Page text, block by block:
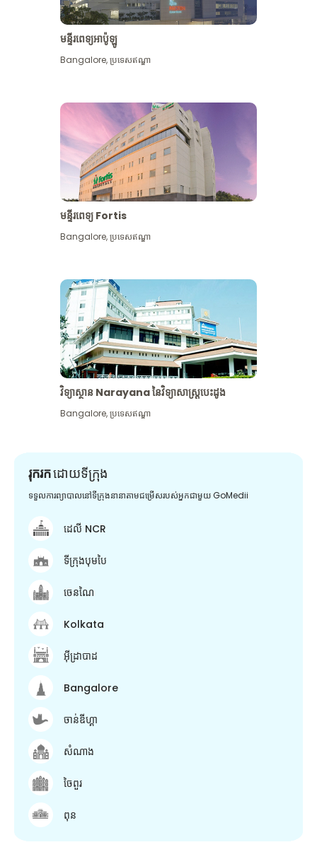
មើល​ច្រើន​ទៀត
មន្ទីរពេទ្យអាប៉ូឡូ
Bangalore,ប្រទេសឥណ្ឌា
មន្ទីរពេទ្យ Fortis
Bangalore,ប្រទេសឥណ្ឌា
វិទ្យាស្ថាន Narayana នៃវិទ្យាសាស្រ្តបេះដូង
Bangalore,ប្រទេសឥណ្ឌា
រុករកដោយទីក្រុង
ទទួលការព្យាបាលនៅទីក្រុងនានាតាមជម្រើសរបស់អ្នកជាមួយ GoMedii
ដេលី NCR
ទីក្រុងបុមបៃ
ចេនណៃ
Kolkata
អ៊ីដ្រាបាដ
Bangalore
ចាន់ឌីហ្គា
សំណាង
ចៃពួរ
ពុន